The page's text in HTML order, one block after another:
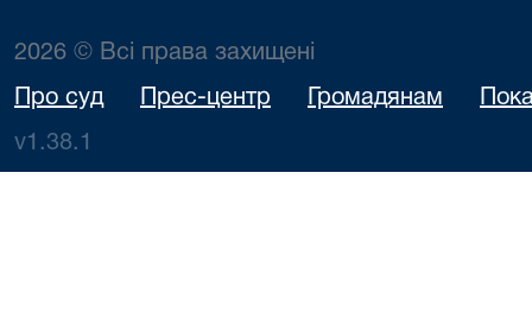
2026 © Всі права захищені
Про суд Прес-центр Громадянам
v1.38.1